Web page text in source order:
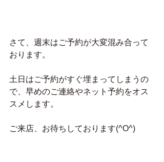
さて、週末はご予約が大変混み合って
おります。
土日はご予約がすぐ埋まってしまうの
で、早めのご連絡やネット予約をオス
スメします。
ご来店、お待ちしております(^O^)